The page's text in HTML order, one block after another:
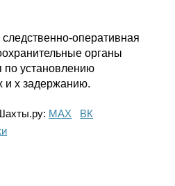
оперативная
органы
по установлению
и х задержанию.
МАХ
ВК